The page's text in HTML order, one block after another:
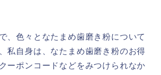
、色々となたまめ歯磨き粉について
私自身は、なたまめ歯磨き粉のお得
ーポンコードなどをみつけられなか